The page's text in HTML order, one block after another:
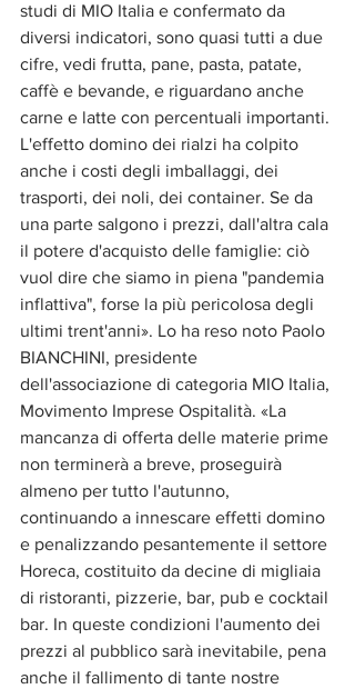
studi di MIO Italia e confermato da
diversi indicatori, sono quasi tutti a due
cifre, vedi frutta, pane, pasta, patate,
caffè e bevande, e riguardano anche
carne e latte con percentuali importanti.
L'effetto domino dei rialzi ha colpito
anche i costi degli imballaggi, dei
trasporti, dei noli, dei container. Se da
una parte salgono i prezzi, dall'altra cala
il potere d'acquisto delle famiglie: ciò
vuol dire che siamo in piena "pandemia
inflattiva", forse la più pericolosa degli
ultimi trent'anni». Lo ha reso noto Paolo
BIANCHINI, presidente
dell'associazione di categoria MIO Italia,
Movimento Imprese Ospitalità. «La
mancanza di offerta delle materie prime
non terminerà a breve, proseguirà
almeno per tutto l'autunno,
continuando a innescare effetti domino
e penalizzando pesantemente il settore
Horeca, costituito da decine di migliaia
di ristoranti, pizzerie, bar, pub e cocktail
bar. In queste condizioni l'aumento dei
prezzi al pubblico sarà inevitabile, pena
anche il fallimento di tante nostre